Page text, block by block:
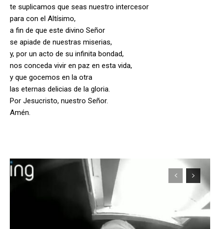
te suplicamos que seas nuestro intercesor
para con el Altísimo,
a fin de que este divino Señor
se apiade de nuestras miserias,
y, por un acto de su infinita bondad,
nos conceda vivir en paz en esta vida,
y que gocemos en la otra
las eternas delicias de la gloria.
Por Jesucristo, nuestro Señor.
Amén.